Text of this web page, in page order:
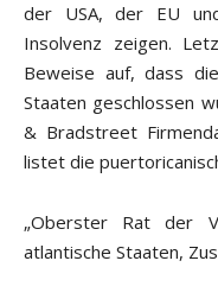
der USA, der EU
Insolvenz zeigen.
Beweise auf, dass
Staaten geschlossen
& Bradstreet
listet die
„Oberster Rat der
atlantische Staaten,